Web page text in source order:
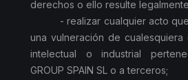
derechos o ello resulte
- realizar cualquier acto que
una vulneración de
intelectual o industrial
GROUP SPAIN SL o a terceros;